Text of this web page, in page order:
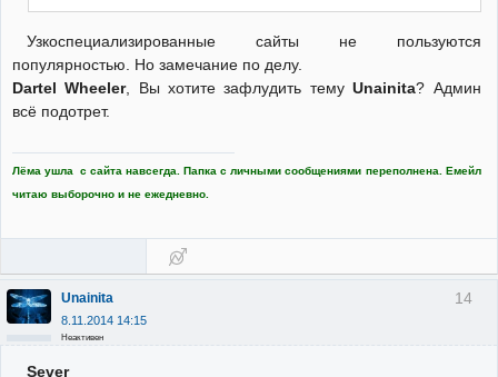
Узкоспециализированные сайты не пользуются
популярностью. Но замечание по делу.
Dartel Wheeler, Вы хотите зафлудить темуUnainita? Админ
всё подотрет.
Лёма ушла с сайта навсегда. Папка с личными сообщениями переполнена. Емейл
читаю выборочно и не ежедневно.
14
Unainita
8.11.2014 14:15
Неактивен
Sever